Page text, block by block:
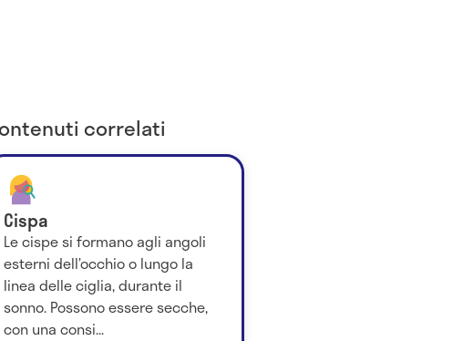
correlati
Cispa
Le cispe si formano agli angoli
esterni dell’occhio o lungo la
linea delle ciglia, durante il
sonno. Possono essere secche,
con una consi...